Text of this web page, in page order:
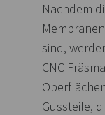
Nachdem
sind,
CNC
Gussteile,